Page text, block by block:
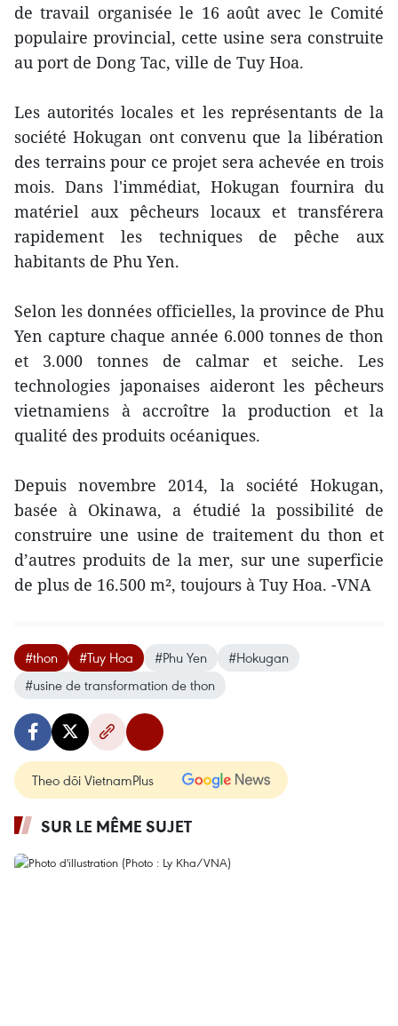
de travail organisée le 16 août avec le Comité
populaire provincial, cette usine sera construite
au port de Dong Tac, ville de Tuy Hoa.
Les autorités locales et les représentants de la
société Hokugan ont convenu que la libération
des terrains pour ce projet sera achevée en trois
mois. Dans l'immédiat, Hokugan fournira du
matériel ​aux pêcheurs locaux et transférera
rapidement les techniques de pêche aux
habitants de Phu Yen.
Selon les données officielles, la province de Phu
Yen ​capture chaque année 6.000 tonnes de thon
et 3.000 tonnes de calmar et seiche. Les
technologies japonaises aideront les pêcheurs
vietnamiens à accroître la production et la
qualité des produits ​océaniques.
Depuis novembre 2014, la société Hokugan,
basée à Okinawa, a étudié la possibilité de
construire une usine de traitement du thon et
d’autres produits de la mer, sur une superficie
de plus de 16.500 m², toujours à Tuy Hoa. -VNA
#thon #Tuy Hoa #Phu Yen
#Hokugan
#usine de transformation de thon
Theo dõi VietnamPlus
SUR LE MÊME SUJET